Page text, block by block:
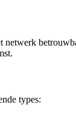
types: